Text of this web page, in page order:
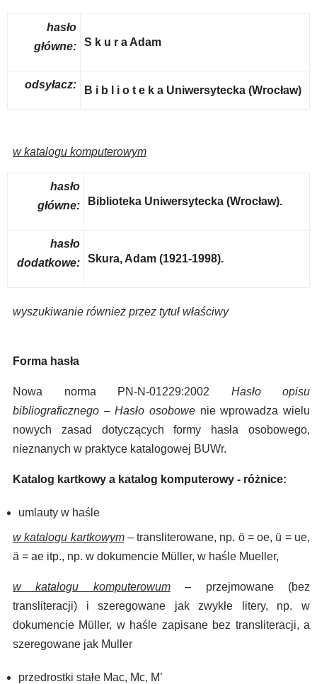
hasło
główne:
S k u r a Adam
odsyłacz: B i b l i o t e k a Uniwersytecka (Wrocław)
w katalogu komputerowym
hasło
główne:
Biblioteka Uniwersytecka (Wrocław).
hasło
dodatkowe:
Skura, Adam (1921-1998).
wyszukiwanie również przez tytuł właściwy
Forma hasła
Nowa norma PN-N-01229:2002 Hasło opisu
bibliograficznego – Hasło osobowe nie wprowadza wielu
nowych zasad dotyczących formy hasła osobowego,
nieznanych w praktyce katalogowej BUWr.
Katalog kartkowy a katalog komputerowy - różnice:
umlauty w haśle
w katalogu kartkowym– transliterowane, np. ö = oe, ü = ue,
ä = ae itp., np. w dokumencie Müller, w haśle Mueller,
w katalogu komputerowum– przejmowane (bez
transliteracji) i szeregowane jak zwykłe litery, np. w
dokumencie Müller, w haśle zapisane bez transliteracji, a
szeregowane jak Muller
przedrostki stałe Mac, Mc, M’